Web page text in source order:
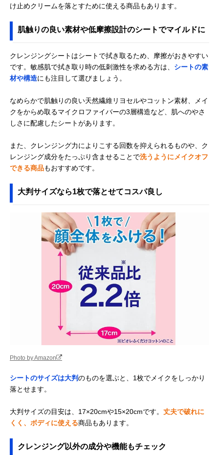
け止めクリームを落とすために使える商品もあります。
肌触りの良い素材や低摩擦設計のシートでマイルドに
クレンジングシートはシートで拭き取るため、摩擦がおきやすい
です。敏感肌で拭き取り時の低刺激性を求める方は、 シートの素
材や構造にも注目して選びましょう。
なめらかで肌触りの良い天然繊維リヨセルやコットン素材、メイ
クをからめ取るマイクロファイバーの3層構造など、肌へのやさ
しさに配慮したシートがあります。
また、クレンジング力によりこする回数を抑えられるものや、ク
レンジング成分をたっぷり含ませることで洗うようにメイクオフ
できる商品もおすすめです。
大判サイズなら1枚で落とせてコスパ良し
Photo by Amazon
シートのサイズは大判のものを選ぶと、1枚でメイクをしっかり
落とせます。
大判サイズの目安は、17×20cmや15×20cmです。 丈夫で破れに
くく、ボディに使える商品もあります。
クレンジング以外の成分や機能もチェック